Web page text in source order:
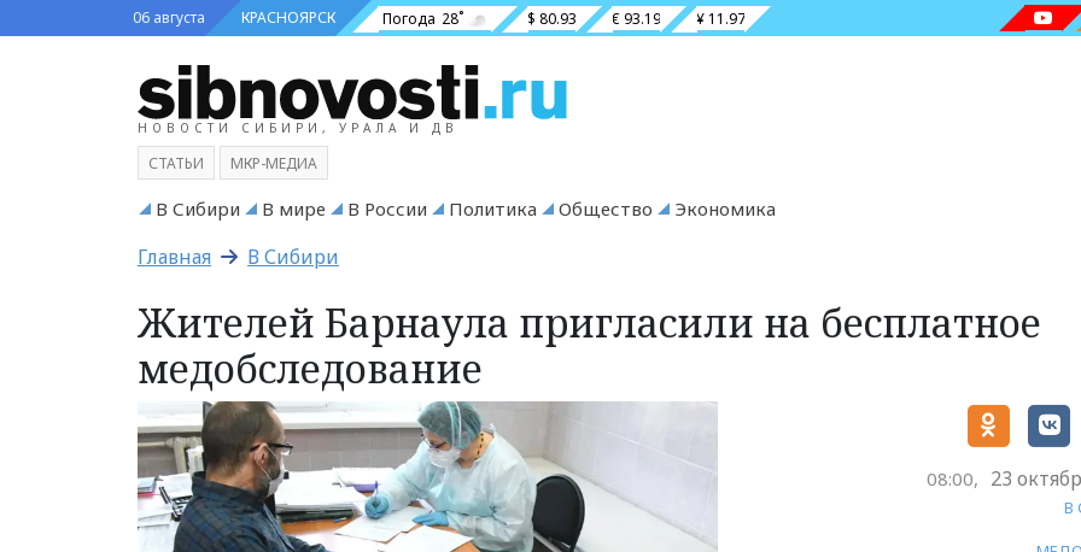
06 августа КРАСНОЯРСК Погода 28˚ $ 80.93 € 93.19 ¥ 11.97
НОВОСТИ СИБИРИ, УРАЛА И ДВ
СТАТЬИ МКР-МЕДИА
В Сибири В мире В России Политика Общество Экономика
Главная В Сибири
Жителей Барнаула пригласили на бесплатное
медобследование
08:00, 23
В